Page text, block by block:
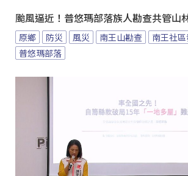
颱風逼近！普悠瑪部落族人勘查共管山
原鄉 防災 風災 南王山勘查
南王社
普悠瑪部落